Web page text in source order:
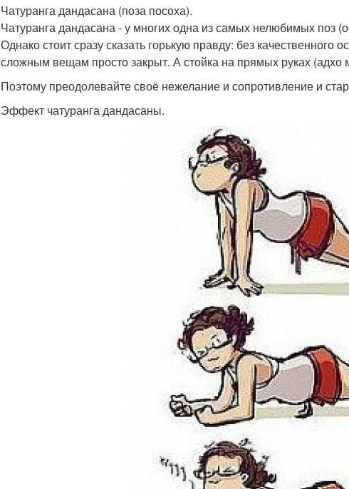
Чатуранга дандасана (поза посоха).
Чатуранга дандасана - у многих одна из самых нелюбимых поз
Однако стоит сразу сказать горькую правду: без качественного
сложным вещам просто закрыт. А стойка на прямых руках (адхо
Поэтому преодолевайте своё нежелание и сопротивление и
Эффект чатуранга дандасаны.